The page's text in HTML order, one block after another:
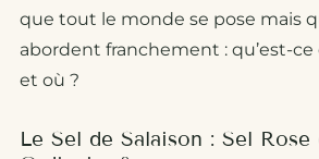
que tout le monde se pose mais
abordent franchement : qu’est-
et où ?
Le Sel de Salaison : Sel Rose